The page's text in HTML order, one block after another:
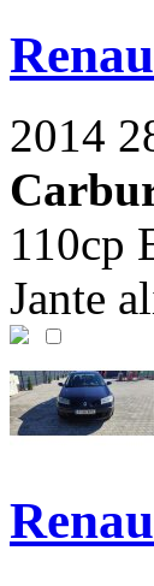
2014
110cp
Jante